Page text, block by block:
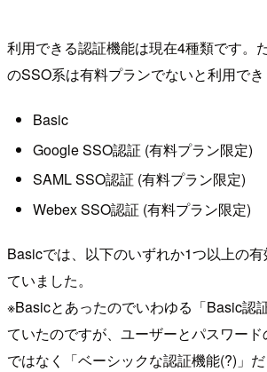
利用できる認証機能は現在4種類です。
のSSO系は有料プランでないと利用でき
Basic
Google SSO認証 (有料プラン限定)
SAML SSO認証 (有料プラン限定)
Webex SSO認証 (有料プラン限定)
Basicでは、以下のいずれか1つ以上の
ていました。
※Basicとあったのでいわゆる「Basic認
ていたのですが、ユーザーとパスワー
ではなく「ベーシックな認証機能(?)」だ